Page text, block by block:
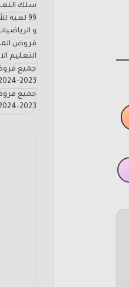
سلك
99 لعبة
و
فروض
التعليم
جميع
2023-2024
جميع
2023-2024